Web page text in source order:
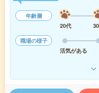
年齢層
20代
職場の様子
活気がある